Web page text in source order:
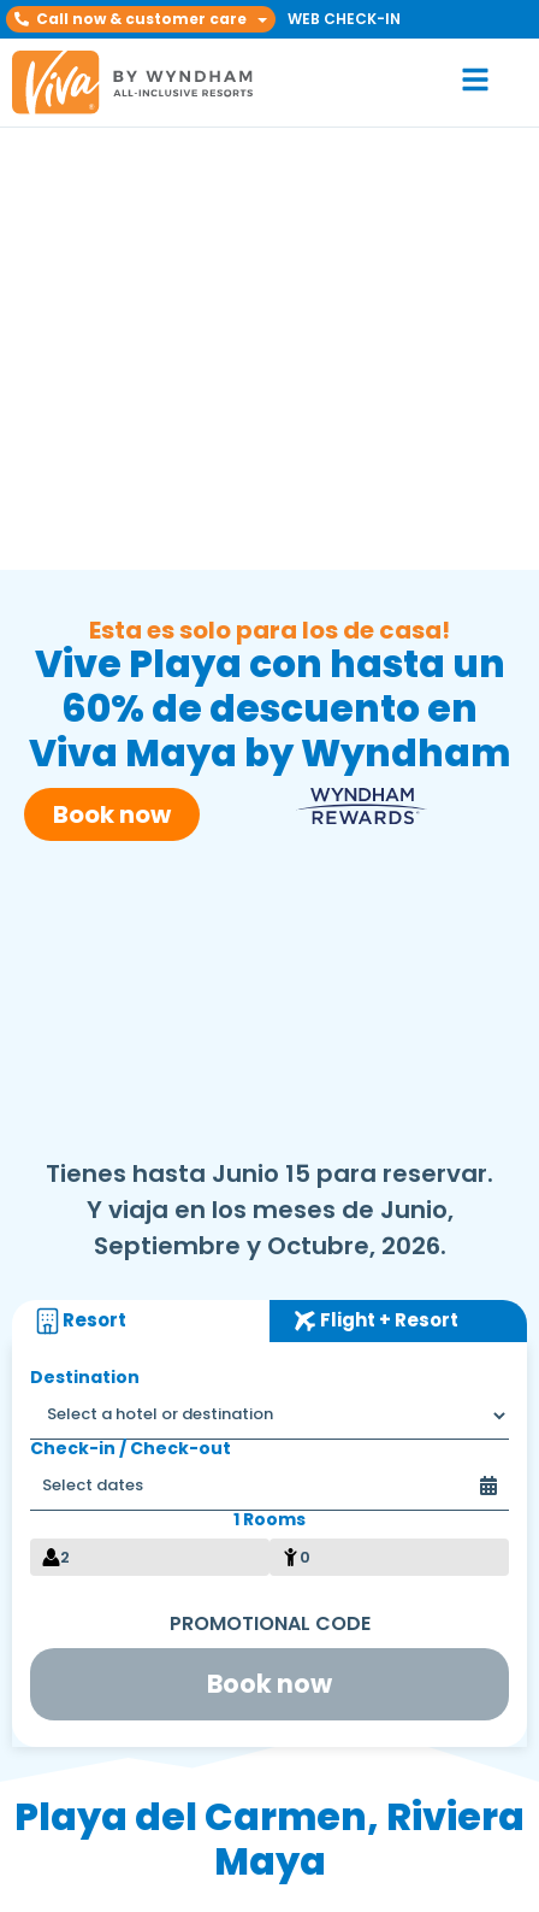
Call now & customer care WEB CHECK-IN
Esta es solo para los de casa!
Vive Playa con hasta un
60% de descuento en
Viva Maya by Wyndham
Book now
Tienes hasta Junio 15 para reservar.
Y viaja en los meses de Junio,
Septiembre y Octubre, 2026.
Resort Flight + Resort
Destination
Check-in / Check-out
1 Rooms
2 0
Book now
Playa del Carmen, Riviera
Maya